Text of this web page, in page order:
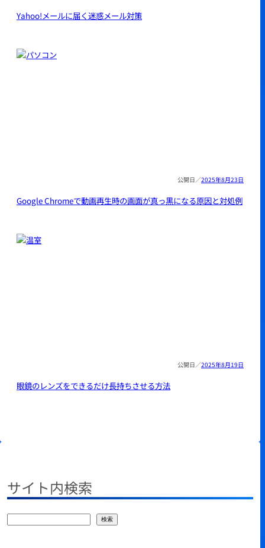
Yahoo!メールに届く迷惑メール対策
2025年8月23日
Google Chromeで動画再生時の画面が真っ黒になる原因と対処例
2025年8月19日
眼鏡のレンズをできるだけ長持ちさせる方法
サイト内検索
検索